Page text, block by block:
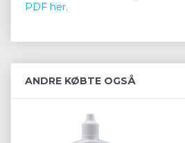
PDF her.
ANDRE KØBTE OGSÅ